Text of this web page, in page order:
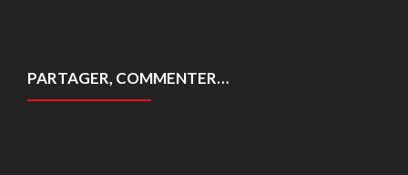
PARTAGER, COMMENTER…